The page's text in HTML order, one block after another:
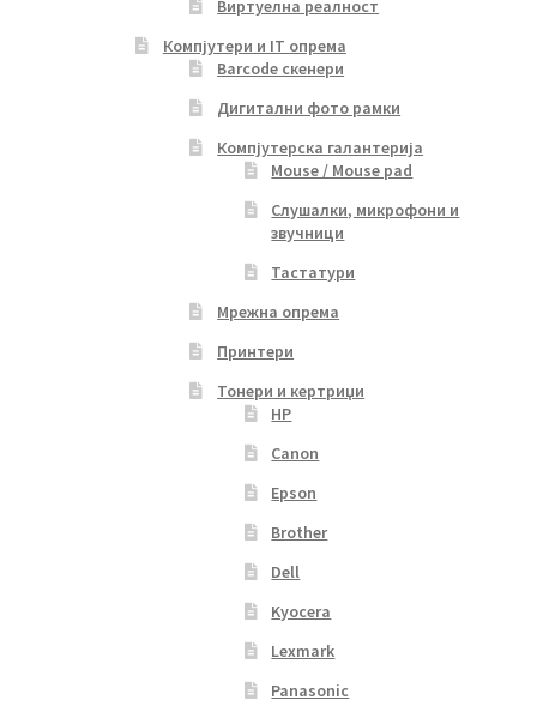
Виртуелна реалност
Компјутери и IT опрема
Barcode скенери
Дигитални фото рамки
Компјутерска галантерија
Mouse / Mouse pad
Слушалки, микрофони и
звучници
Тастатури
Мрежна опрема
Принтери
Тонери и кертриџи
HP
Canon
Epson
Brother
Dell
Kyocera
Lexmark
Panasonic